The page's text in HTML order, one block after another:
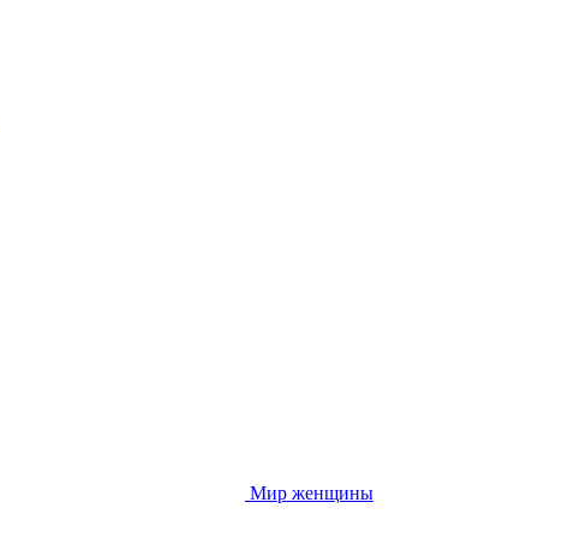
Мир женщины